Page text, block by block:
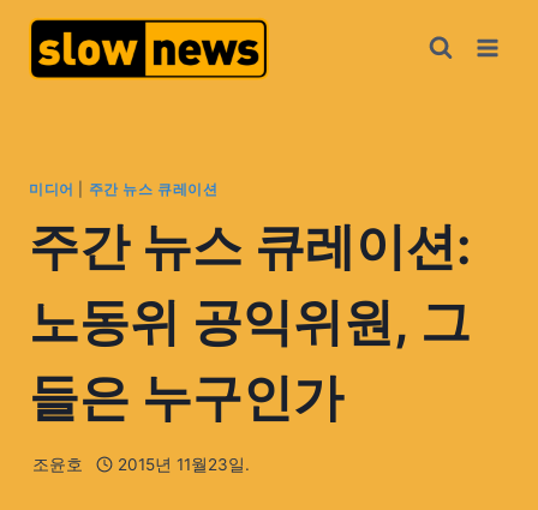
미디어 주간 뉴스 큐레이션
주간 뉴스 큐레이션:
노동위 공익위원, 그
들은 누구인가
조윤호 2015년 11월23일.